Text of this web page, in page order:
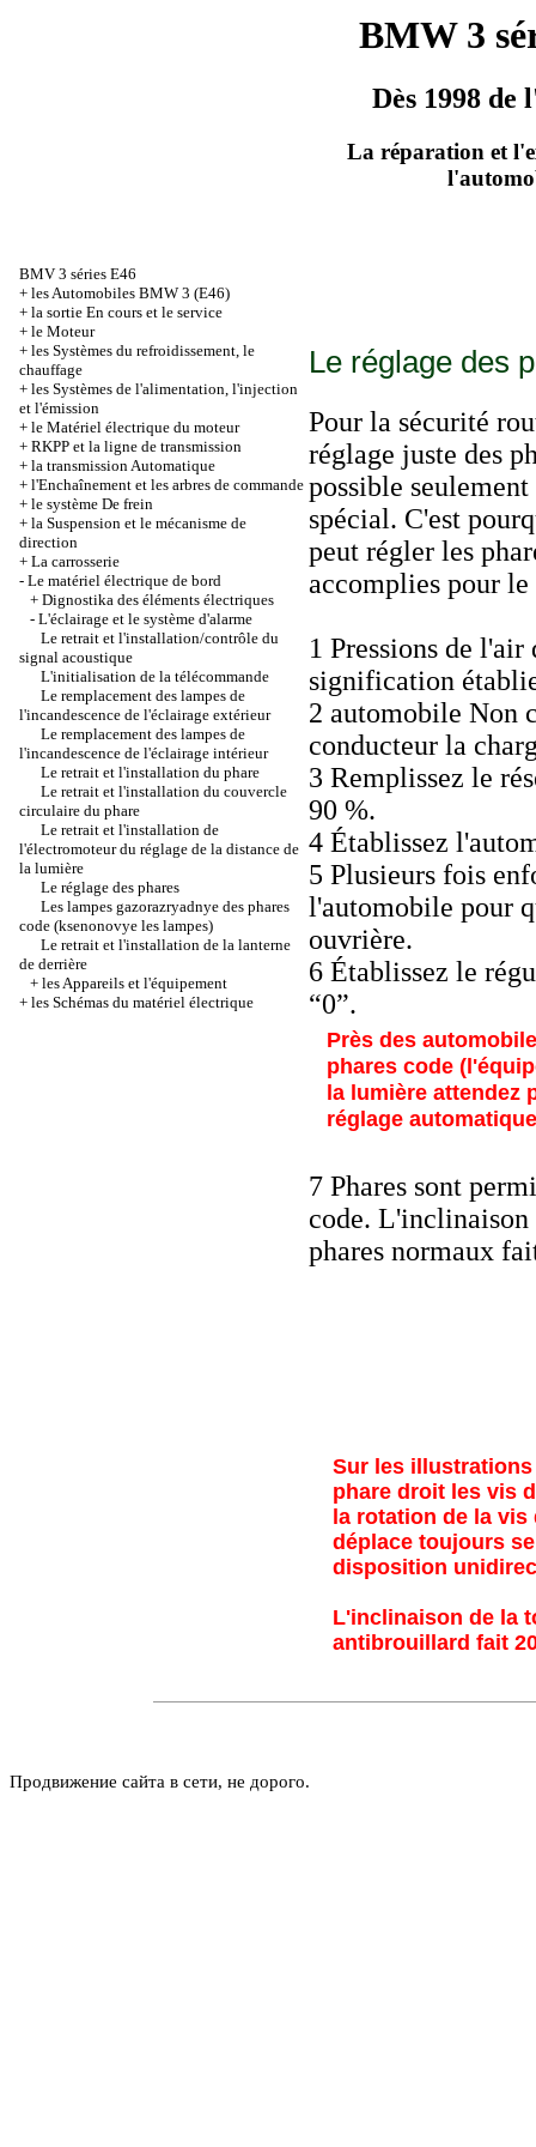
BMW 3
Dès 1998 de
La réparation et
BMV 3 séries Е46
+ les Automobiles BMW 3 (Е46)
+ la sortie En cours et le service
+ le Moteur
+ les Systèmes du refroidissement, le
chauffage
+ les Systèmes de l'alimentation, l'injection
et l'émission
+ le Matériel électrique du moteur
+ RKPP et la ligne de transmission
+ la transmission Automatique
+ l'Enchaînement et les arbres de commande
+ le système De frein
+ la Suspension et le mécanisme de
direction
+ La carrosserie
- Le matériel électrique de bord
+ Dignostika des éléments électriques
- L'éclairage et le système d'alarme
Le retrait et l'installation/contrôle du
signal acoustique
L'initialisation de la télécommande
Le remplacement des lampes de
l'incandescence de l'éclairage extérieur
Le remplacement des lampes de
l'incandescence de l'éclairage intérieur
Le retrait et l'installation du phare
Le retrait et l'installation du couvercle
circulaire du phare
Le retrait et l'installation de
l'électromoteur du réglage de la distance de
la lumière
Le réglage des phares
Les lampes gazorazryadnye des phares
code (ksenonovye les lampes)
Le retrait et l'installation de la lanterne
de derrière
+ les Appareils et l'équipement
+ les Schémas du matériel électrique
Le réglage des
Pour la sécurité
réglage juste des
possible
spécial. C'est
peut régler les
accomplies pour
1 Pressions de
signification
2 automobile Non
conducteur la
3 Remplissez le
90 %.
4 Établissez
5 Plusieurs fois
l'automobile pour
ouvrière.
6 Établissez le
“0”.
Près des
phares code
la lumière attendez
réglage
7 Phares sont
code.
phares normaux
Sur les
phare droit les vis
la rotation de la
déplace toujours
disposition
L'inclinaison de la
antibrouillard fait
Продвижение сайта в сети, не дорого.